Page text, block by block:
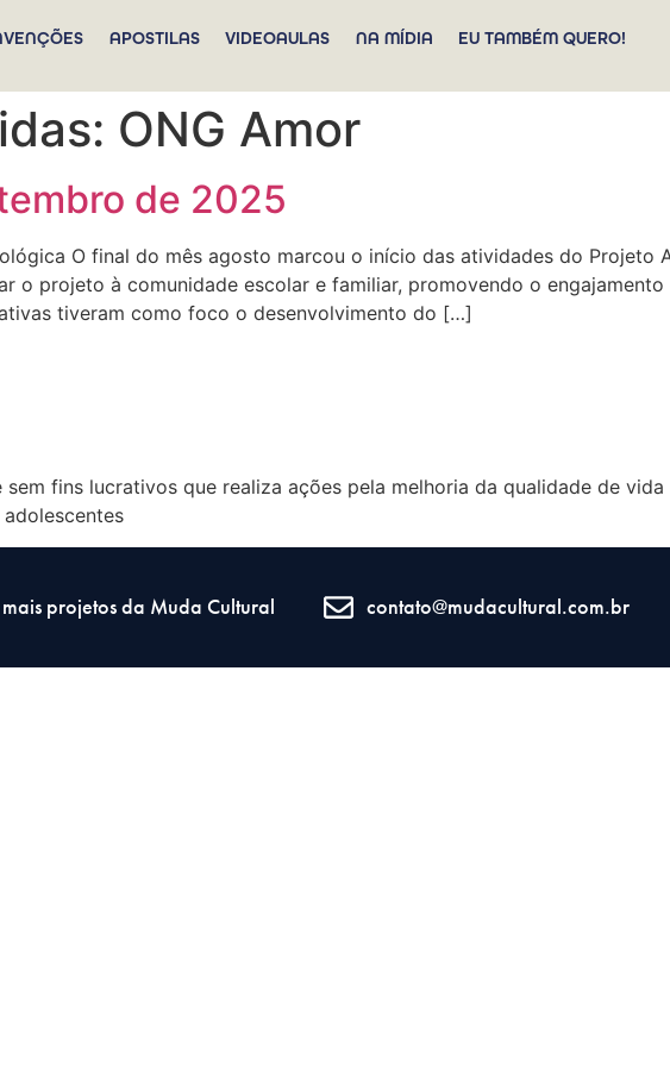
APOSTILAS VIDEOAULAS NA MÍDIA EU TAMBÉM QUERO!
ONG Amor
de 2025
O final do mês agosto marcou o início das atividades do Projeto
o projeto à comunidade escolar e familiar, promovendo o
tiveram como foco o desenvolvimento do […]
fins lucrativos que realiza ações pela melhoria da qualidade de vida
projetos da Muda Cultural contato@mudacultural.com.br